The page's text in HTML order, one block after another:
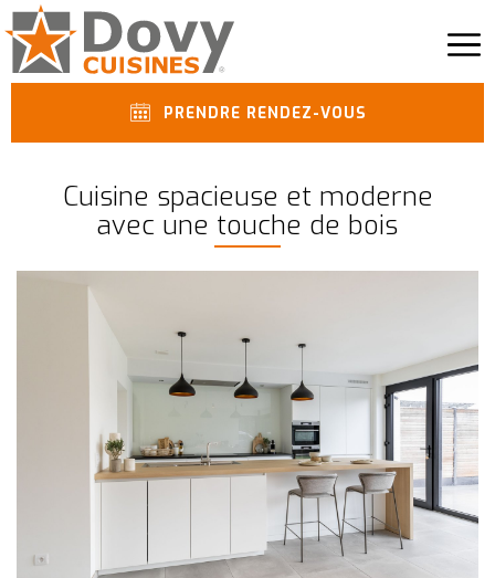
PRENDRE RENDEZ-VOUS
Cuisine spacieuse et moderne
avec une touche de bois